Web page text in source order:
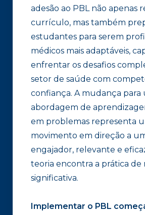
adesão ao PBL não apenas
currículo, mas também
estudantes para serem
médicos mais adaptáveis,
enfrentar os desafios
setor de saúde com
confiança. A mudança para
abordagem de
em problemas representa
movimento em direção a
engajador, relevante e
teoria encontra a prática de
significativa.
Implementar o PBL